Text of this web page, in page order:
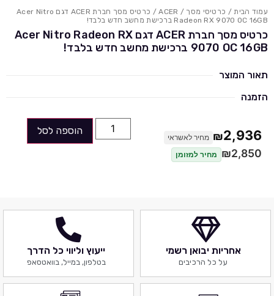
עמוד הבית/ כרטיסי מסך /
ACER
/ כרטיס מסך חברת ACER דגם Acer Nitro
Radeon RX 9070 OC 16GB ברכישת מחשב חדש בלבד!
כרטיס מסך חברת ACER דגם Acer Nitro Radeon RX
9070 OC 16GB ברכישת מחשב חדש בלבד!
תאור המוצר
הזמנה
₪2,936 מחיר לאשראי
₪2,850 מחיר למזומן
הוספה לסל
אחריות יבואן רשמי
על כל הרכיבים
ייעוץ וליווי כל הדרך
בטלפון, במייל, בוואטסאפ